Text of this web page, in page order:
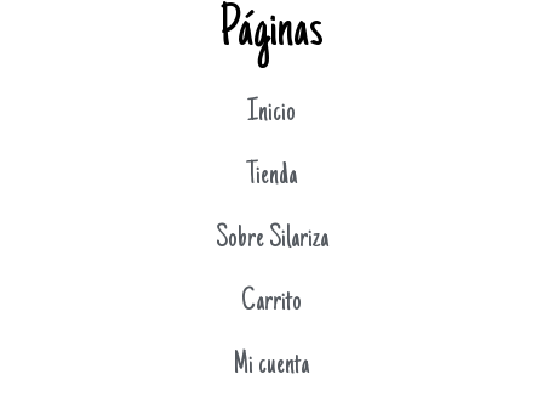
Páginas
Inicio
Tienda
Sobre Silariza
Carrito
Mi cuenta